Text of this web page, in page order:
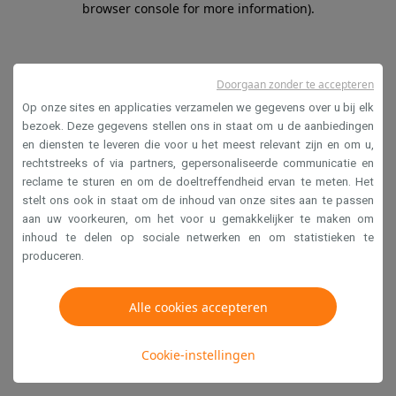
browser console for more information).
Op onze sites en applicaties verzamelen we gegevens over u bij elk
bezoek. Deze gegevens stellen ons in staat om u de aanbiedingen
en diensten te leveren die voor u het meest relevant zijn en om u,
rechtstreeks of via partners, gepersonaliseerde communicatie en
reclame te sturen en om de doeltreffendheid ervan te meten. Het
stelt ons ook in staat om de inhoud van onze sites aan te passen
aan uw voorkeuren, om het voor u gemakkelijker te maken om
inhoud te delen op sociale netwerken en om statistieken te
produceren.
Alle cookies accepteren
Cookie-instellingen
Doorgaan zonder te accepteren